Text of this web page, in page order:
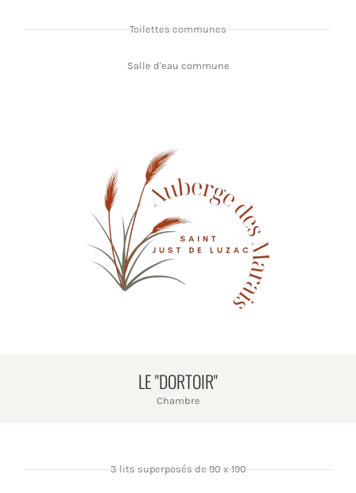
Toilettes communes
Salle d'eau commune
LE "DORTOIR"
Chambre
3 lits superposés de 90 x 190